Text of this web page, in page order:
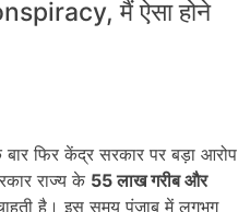
मैं ऐसा होने
फिर केंद्र सरकार पर बड़ा आरोप
राज्य के 55लाख गरीब और
है। इस समय पंजाब में लगभग